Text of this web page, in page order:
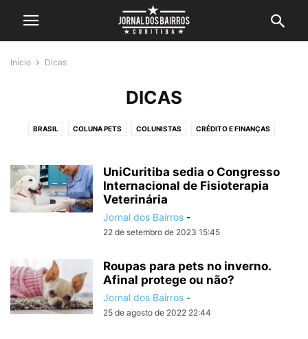
Início Dicas
DICAS
BRASIL COLUNA PETS COLUNISTAS CRÉDITO E FINANÇAS
ESPORTES EVENTOS FANNY INTERNACIONAL
LITORAL METEOROLOGIA MEU BAIRRO NOTÍCIAS
OPORTUNIDADES PARANÁ
UniCuritiba sedia o Congresso
Internacional de Fisioterapia
Veterinária
Jornal dos Bairros -
22 de setembro de 2023 15:45
Roupas para pets no inverno.
Afinal protege ou não?
Jornal dos Bairros -
25 de agosto de 2022 22:44